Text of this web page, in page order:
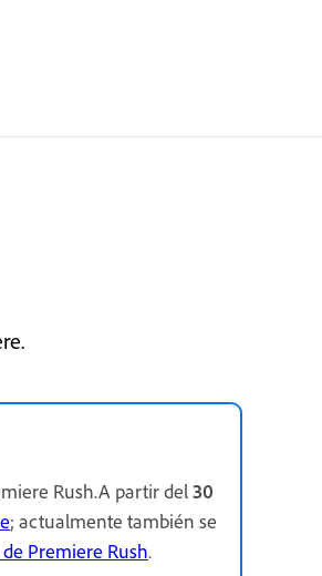
Rush.A partir del30
; actualmente también se
Premiere Rush.